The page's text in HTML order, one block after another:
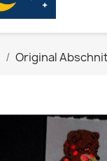
Original